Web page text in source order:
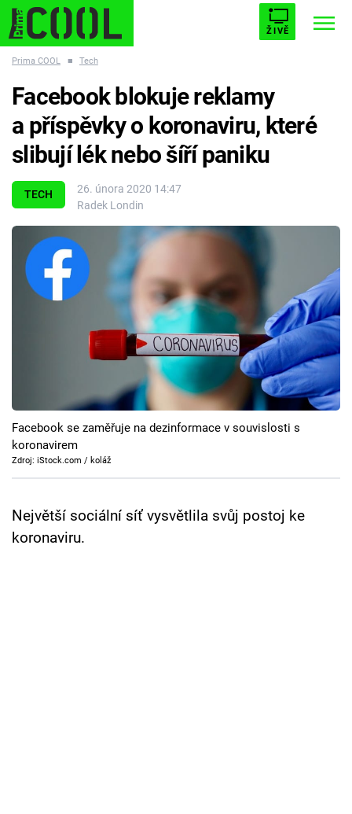
ŽIVĚ
ESCAPE PLNEJ KOTEL AVENGERS 5
Témata
Filmy
Seriály
Pořady
TV Program
Sledujte prima+
Přihlášení
Prima COOL ■ Tech
TECH
26. února 2020 14:47
Radek Londin
Facebook blokuje reklamy
a příspěvky o koronaviru, které
slibují lék nebo šíří paniku
Facebook se zaměřuje na dezinformace v souvislosti s
koronavirem
Zdroj: iStock.com / koláž
Největší sociální síť vysvětlila svůj postoj ke
koronaviru.